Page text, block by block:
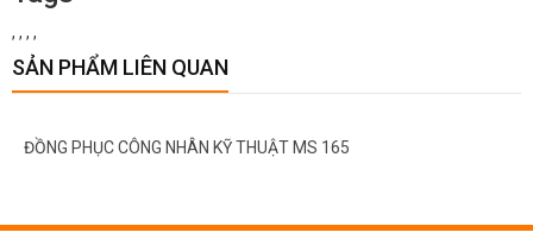
, , , ,
SẢN PHẨM LIÊN QUAN
ĐỒNG PHỤC CÔNG NHÂN KỸ THUẬT MS 165